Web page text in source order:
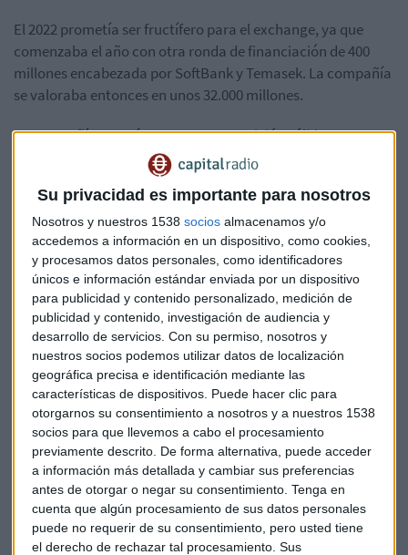
Su privacidad es importante para nosotros
Nosotros y nuestros 1538 socios almacenamos y/o
accedemos a información en un dispositivo, como cookies,
y procesamos datos personales, como identificadores
únicos e información estándar enviada por un dispositivo
para publicidad y contenido personalizado, medición de
publicidad y contenido, investigación de audiencia y
desarrollo de servicios. Con su permiso, nosotros y
nuestros socios podemos utilizar datos de localización
geográfica precisa e identificación mediante las
características de dispositivos. Puede hacer clic para
otorgarnos su consentimiento a nosotros y a nuestros 1538
socios para que llevemos a cabo el procesamiento
previamente descrito. De forma alternativa, puede acceder
a información más detallada y cambiar sus preferencias
antes de otorgar o negar su consentimiento. Tenga en
cuenta que algún procesamiento de sus datos personales
puede no requerir de su consentimiento, pero usted tiene
el derecho de rechazar tal procesamiento. Sus
El 2022 prometía ser fructífero para el exchange, ya que
comenzaba el año con otra ronda de financiación de 400
millones encabezada por SoftBank y Temasek. La compañía
se valoraba entonces en unos 32.000 millones.
La compañía parecía estar en una posición sólida ante un
implosión de la stablecoin Terra/LUNA
Varias firmas de préstamos de criptomonedas de alto perfil
quedaron atrapadas en las consecuencias, lo que llevó a
que FTX hiciera una oferta de USD 240 millones para
adquirir BlockFi, así como un intento fallido de rescatar a
Voyager Digital.
Noviembre de 2022, la fecha clave
Pero las cosas comenzaron a desmoronarse en noviembre
de 2022, con rumores de problemas en FTX relacionados con
su relación con la firma de trading cuantitativo de
Bankman-Fried, Alameda Research, y la dependencia de
esta última en el token de exchange nativo de FTX, FTT.
El inicio del fin eran los comentarios del CEO de Binance,
Changpeng ‘CZ’ Zhao, al anunciar que el exchange vendería
sus tenencias de tokens FTT. Esto supuso kn catalizador
para la crisis de liquidez en FTX a medida que el valor de FTT